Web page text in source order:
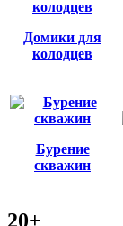
Домики для
колодцев
Бурение
скважин
20+